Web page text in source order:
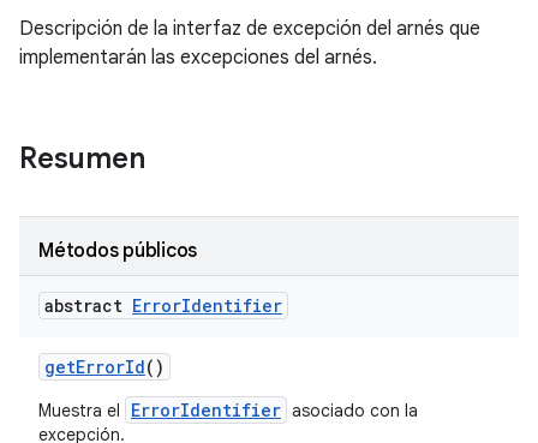
Descripción de la interfaz de excepción del arnés que
implementarán las excepciones del arnés.
Resumen
Métodos públicos
abstract ErrorIdentifier
getErrorId()
Muestra el ErrorIdentifier asociado con la
excepción.